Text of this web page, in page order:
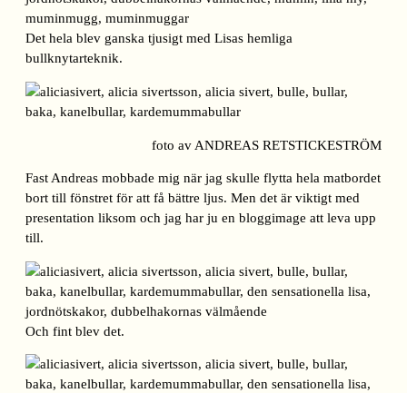
Det hela blev ganska tjusigt med Lisas hemliga
bullknytarteknik.
foto av ANDREAS RETSTICKESTRÖM
Fast Andreas mobbade mig när jag skulle flytta hela matbordet
bort till fönstret för att få bättre ljus. Men det är viktigt med
presentation liksom och jag har ju en bloggimage att leva upp
till.
Och fint blev det.